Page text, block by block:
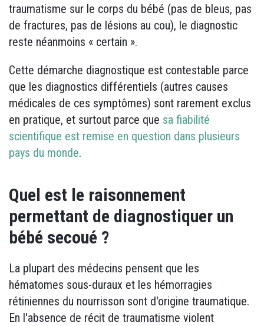
traumatisme sur le corps du bébé (pas de bleus, pas
de fractures, pas de lésions au cou), le diagnostic
reste néanmoins « certain ».
Cette démarche diagnostique est contestable parce
que les diagnostics différentiels (autres causes
médicales de ces symptômes) sont rarement exclus
en pratique, et surtout parce que sa fiabilité
scientifique est remise en question dans plusieurs
pays du monde.
Quel est le raisonnement
permettant de diagnostiquer un
bébé secoué ?
La plupart des médecins pensent que les
hématomes sous-duraux et les hémorragies
rétiniennes du nourrisson sont d'origine traumatique.
En l'absence de récit de traumatisme violent